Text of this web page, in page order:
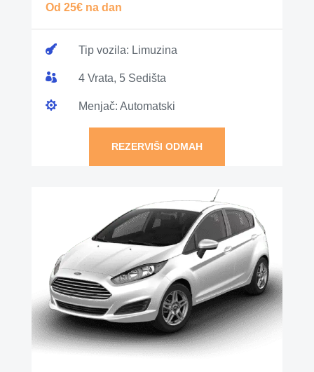
Od 25€ na dan
 Tip vozila: Limuzina
 4 Vrata, 5 Sedišta
 Menjač: Automatski
REZERVIŠI ODMAH